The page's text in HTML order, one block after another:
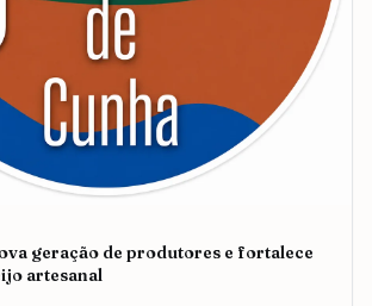
geração de produtores e fortalece
artesanal